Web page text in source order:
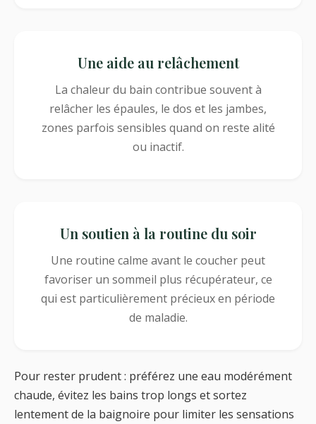
Une aide au relâchement
La chaleur du bain contribue souvent à
relâcher les épaules, le dos et les jambes,
zones parfois sensibles quand on reste alité
ou inactif.
Un soutien à la routine du soir
Une routine calme avant le coucher peut
favoriser un sommeil plus récupérateur, ce
qui est particulièrement précieux en période
de maladie.
Pour rester prudent : préférez une eau modérément
chaude, évitez les bains trop longs et sortez
lentement de la baignoire pour limiter les sensations